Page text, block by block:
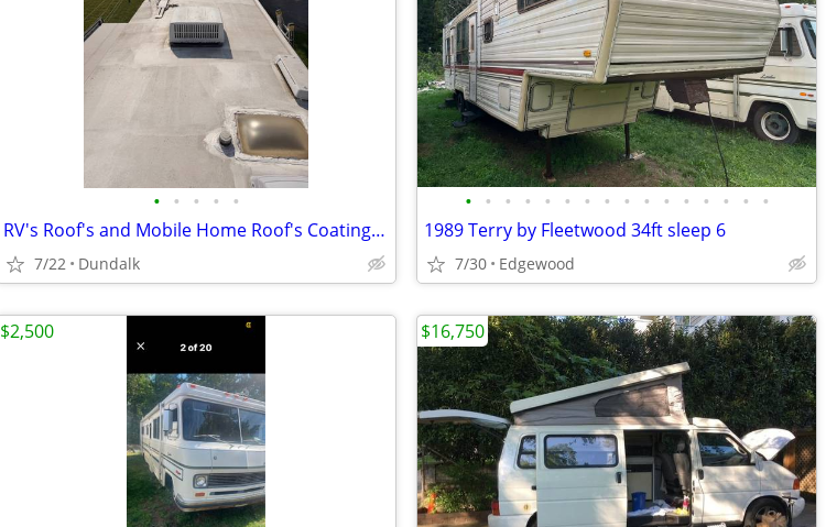
• • • • •
RV's Roof's and Mobile Home Roof's Coatings by M&W
7/22 Dundalk
• • • • • • • • • • • • • • • •
1989 Terry by Fleetwood 34ft sleep 6
7/30 Edgewood
$2,500 $16,750